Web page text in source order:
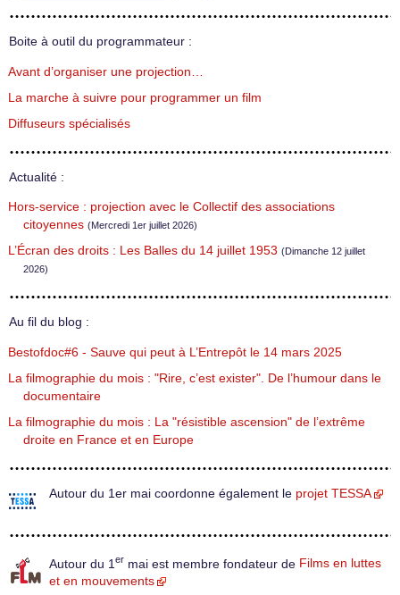
Boite à outil du programmateur :
Avant d’organiser une projection…
La marche à suivre pour programmer un film
Diffuseurs spécialisés
Actualité :
Hors-service : projection avec le Collectif des associations
citoyennes (Mercredi 1er juillet 2026)
L’Écran des droits : Les Balles du 14 juillet 1953 (Dimanche 12 juillet
2026)
Au fil du blog :
Bestofdoc#6 - Sauve qui peut à L’Entrepôt le 14 mars 2025
La filmographie du mois : "Rire, c’est exister". De l’humour dans le
documentaire
La filmographie du mois : La "résistible ascension" de l’extrême
droite en France et en Europe
Autour du 1er mai coordonne également le projet TESSA
Autour du 1 er mai est membre fondateur de Films en luttes
et en mouvements